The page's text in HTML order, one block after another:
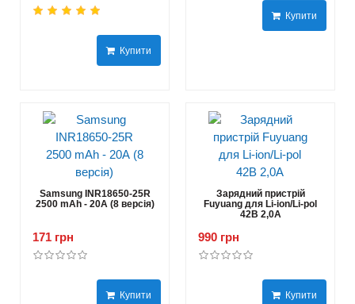
Купити
Купити
Samsung INR18650-25R
2500 mAh - 20А (8 версія)
171 грн
Купити
Зарядний пристрій
Fuyuang для Li-ion/Li-pol
42В 2,0А
990 грн
Купити